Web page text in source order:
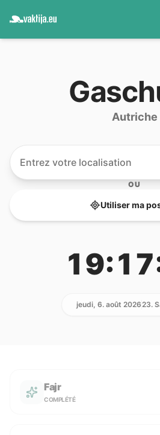
Autriche
OU
Utiliser ma
jeudi, 6. août 202623.
Fajr
COMPLÉTÉ